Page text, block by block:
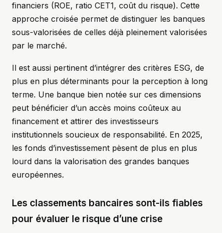
financiers (ROE, ratio CET1, coût du risque). Cette
approche croisée permet de distinguer les banques
sous-valorisées de celles déjà pleinement valorisées
par le marché.
Il est aussi pertinent d’intégrer des critères ESG, de
plus en plus déterminants pour la perception à long
terme. Une banque bien notée sur ces dimensions
peut bénéficier d’un accès moins coûteux au
financement et attirer des investisseurs
institutionnels soucieux de responsabilité. En 2025,
les fonds d’investissement pèsent de plus en plus
lourd dans la valorisation des grandes banques
européennes.
Les classements bancaires sont-ils fiables
pour évaluer le risque d’une crise